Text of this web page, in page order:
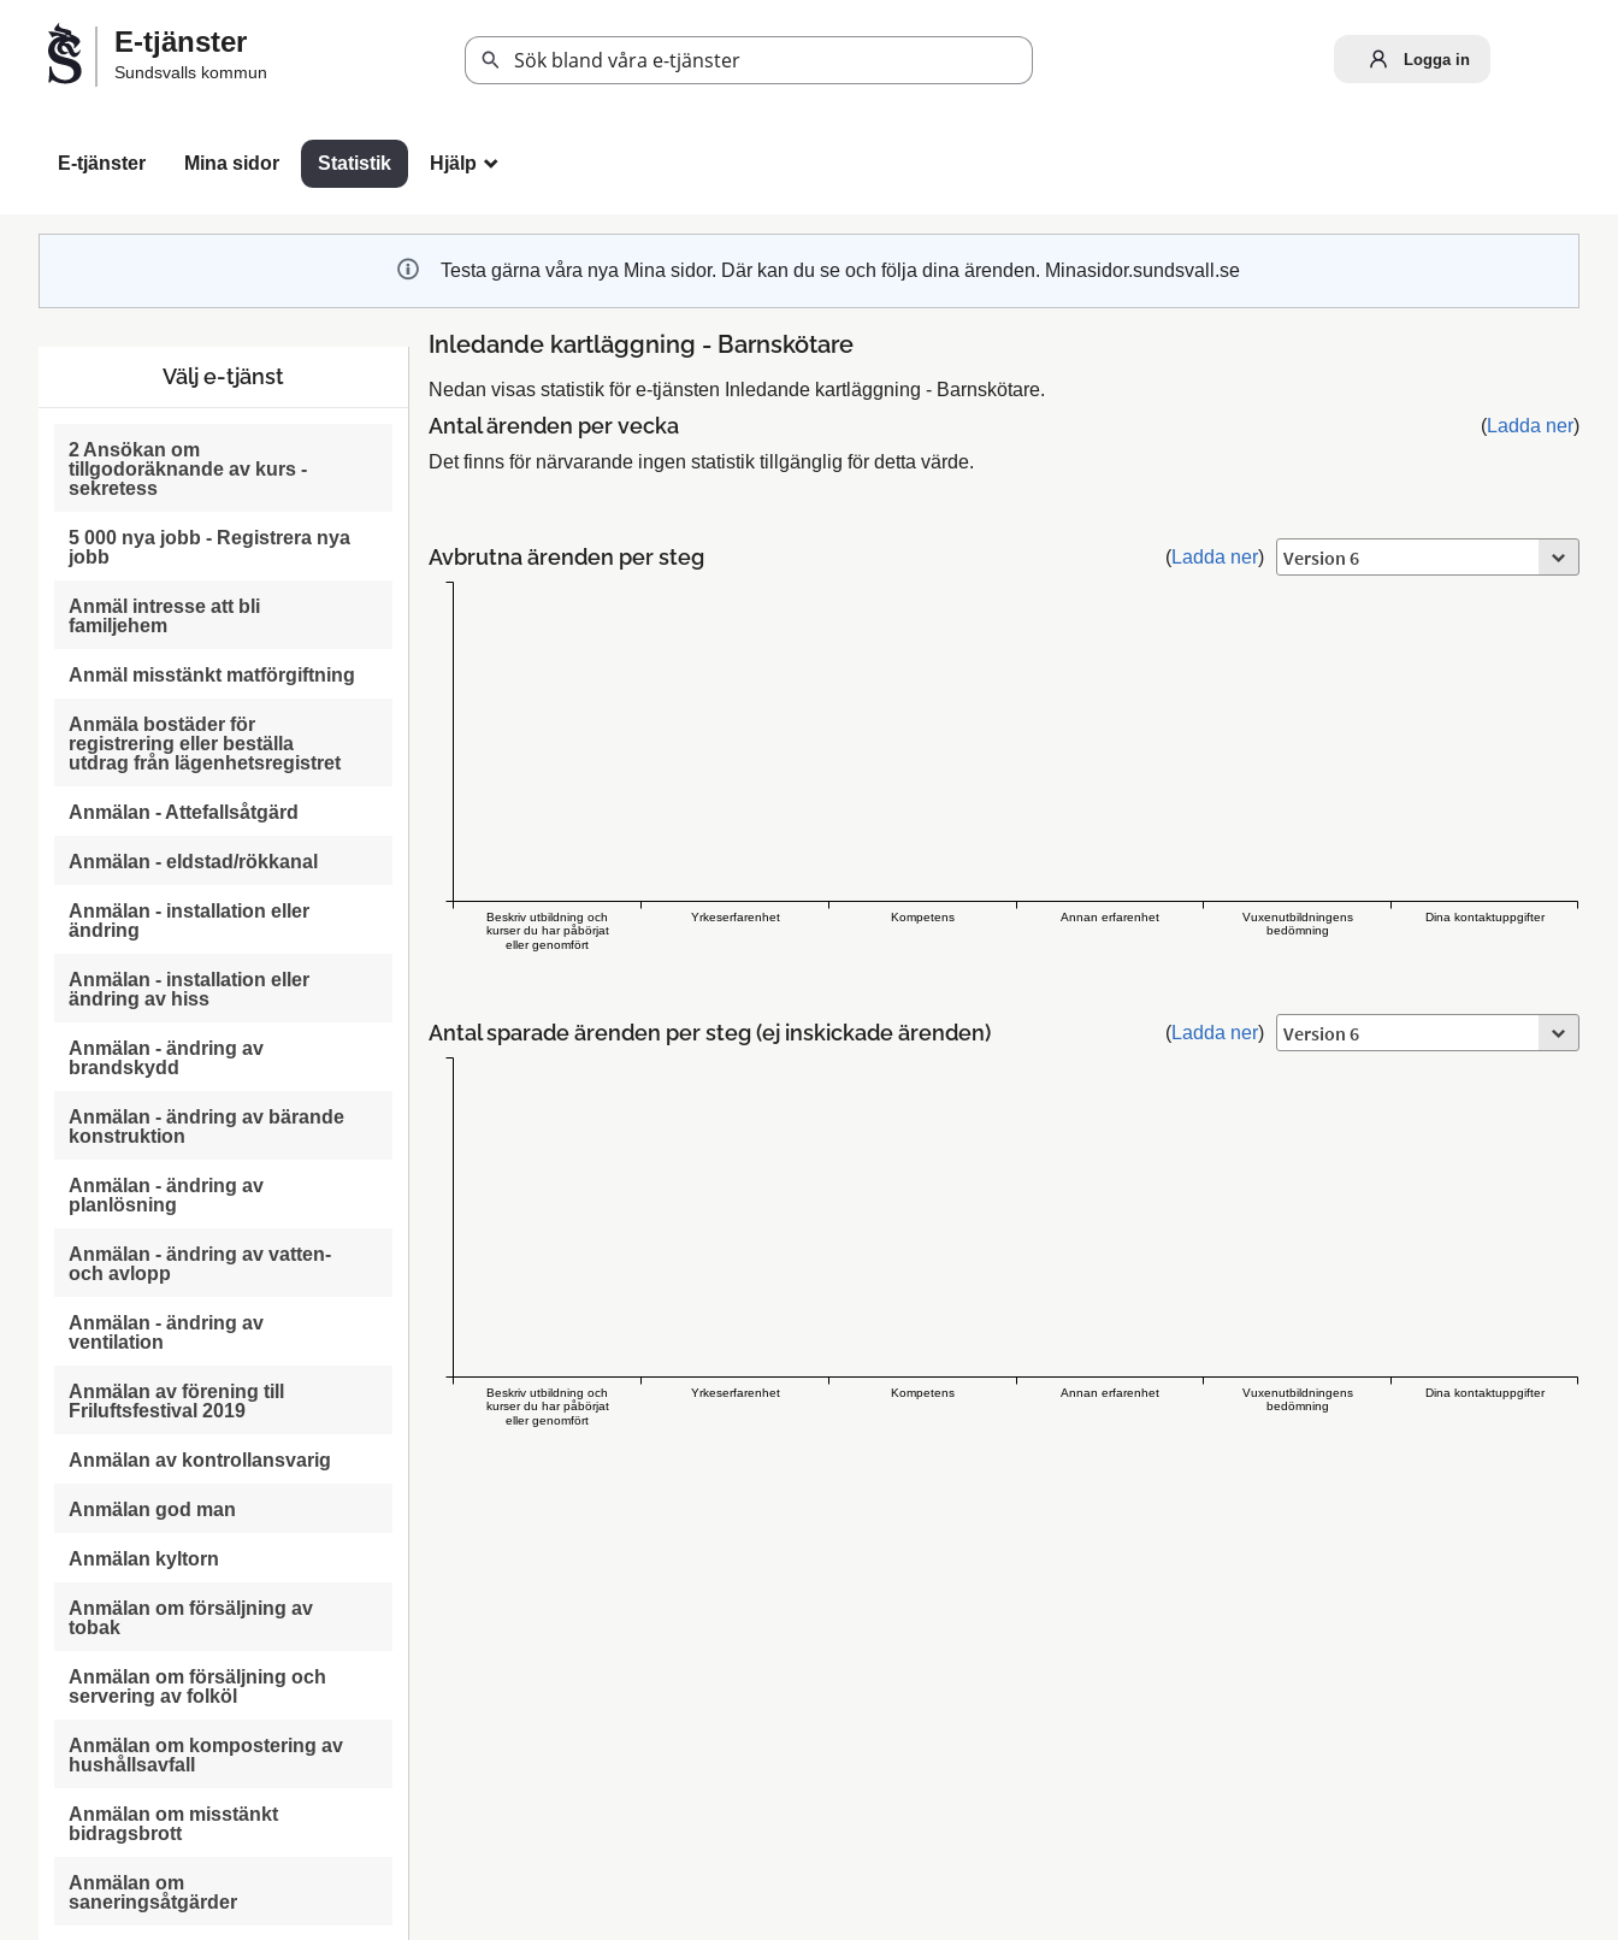
Välkommen
Sundsvalls
E-tjänster
Sundsvalls kommun
Logga in
E-tjänster Mina sidor Statistik Hjälp _
Testa gärna våra nya Mina sidor. Där kan du se och följa dina ärenden. Minasidor.sundsvall.se
Välj e-tjänst
2 Ansökan om
tillgodoräknande av kurs -
sekretess
5 000 nya jobb - Registrera nya
jobb
Anmäl intresse att bli
familjehem
Anmäl misstänkt matförgiftning
Anmäla bostäder för
registrering eller beställa
utdrag från lägenhetsregistret
Anmälan - Attefallsåtgärd
Anmälan - eldstad/rökkanal
Anmälan - installation eller
ändring
Anmälan - installation eller
ändring av hiss
Anmälan - ändring av
brandskydd
Anmälan - ändring av bärande
konstruktion
Anmälan - ändring av
planlösning
Anmälan - ändring av vatten-
och avlopp
Anmälan - ändring av
ventilation
Anmälan av förening till
Friluftsfestival 2019
Anmälan av kontrollansvarig
Anmälan god man
Anmälan kyltorn
Anmälan om försäljning av
tobak
Anmälan om försäljning och
servering av folköl
Anmälan om kompostering av
hushållsavfall
Anmälan om misstänkt
bidragsbrott
Anmälan om
saneringsåtgärder
Inledande kartläggning - Barnskötare
Nedan visas statistik för e-tjänsten Inledande kartläggning - Barnskötare.
Antal ärenden per vecka (Ladda ner)
Det finns för närvarande ingen statistik tillgänglig för detta värde.
Avbrutna ärenden per steg (Ladda ner)
Beskriv utbildning och
kurser du har påbörjat
eller genomfört
Yrkeserfarenhet Kompetens Annan erfarenhet
Vuxenutbildningens
bedömning
Dina kontaktuppgifter
Antal sparade ärenden per steg (ej inskickade ärenden) (Ladda ner)
Beskriv utbildning och
kurser du har påbörjat
eller genomfört
Yrkeserfarenhet Kompetens Annan erfarenhet
Vuxenutbildningens
bedömning
Dina kontaktuppgifter